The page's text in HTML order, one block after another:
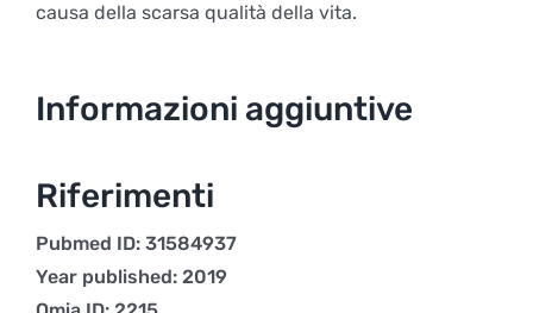
causa della scarsa qualità della vita.
Informazioni aggiuntive
Riferimenti
Pubmed ID: 31584937
Year published: 2019